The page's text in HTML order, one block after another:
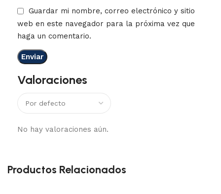
Valoraciones
No hay valoraciones aún.
Guardar mi nombre, correo electrónico y sitio
web en este navegador para la próxima vez que
haga un comentario.
Productos Relacionados